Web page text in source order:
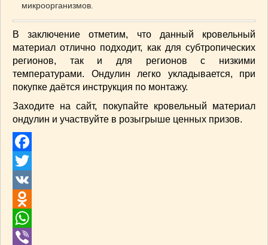
микроорганизмов.
В заключение отметим, что данный кровельный
материал отлично подходит, как для субтропических
регионов, так и для регионов с низкими
температурами. Ондулин легко укладывается, при
покупке даётся инструкция по монтажу.
Заходите на сайт, покупайте кровельный материал
ондулин и участвуйте в розыгрыше ценных призов.
Facebook
Twitter
VK
Odnoklassniki
WhatsApp